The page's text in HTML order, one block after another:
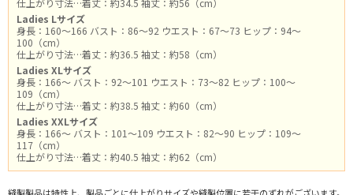
Ladies Lサイズ
身長：160～166 バスト：86～92 ウエスト：67～73 ヒップ：94～
100（cm）
仕上がり寸法…着丈：約36.5 袖丈：約58（cm）
Ladies XLサイズ
身長：166～ バスト：92～101 ウエスト：73～82 ヒップ：100～
109（cm）
仕上がり寸法…着丈：約38.5 袖丈：約60（cm）
Ladies XXLサイズ
身長：166～ バスト：101～109 ウエスト：82～90 ヒップ：109～
117（cm）
仕上がり寸法…着丈：約40.5 袖丈：約62（cm）
縫製製品は特性上、製品ごとに仕上がりサイズや縫製位置に若干のずれがございます。